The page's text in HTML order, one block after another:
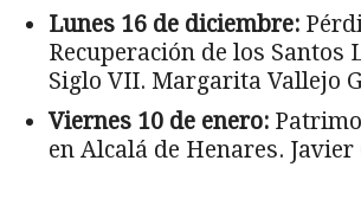
Lunes 16 de diciembre:
Recuperación de los Santos
Siglo VII. Margarita Vallejo
Viernes 10 de enero:
en Alcalá de Henares.